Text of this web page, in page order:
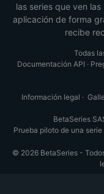
las series que ven
aplicación de forma
recibe
Todas
Documentación API ·
Información legal ·
BetaSeries
Prueba piloto de una
© 2026 BetaSeries -